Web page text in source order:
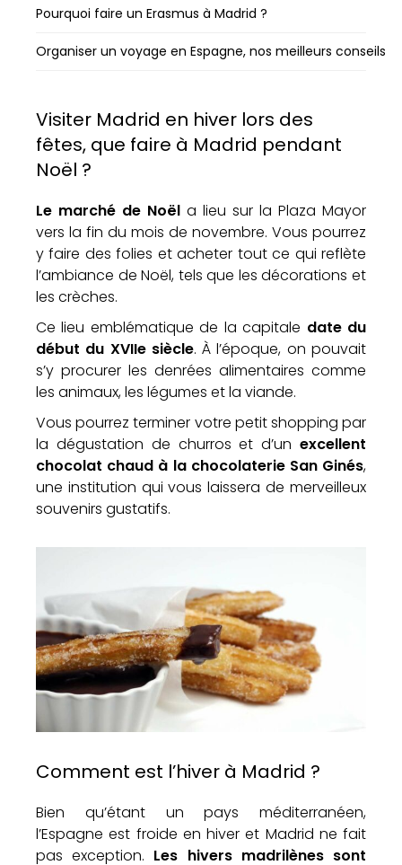
Pourquoi faire un Erasmus à Madrid ?
Organiser un voyage en Espagne, nos meilleurs conseils
Visiter Madrid en hiver lors des
fêtes, que faire à Madrid pendant
Noël ?
Le marché de Noël a lieu sur la Plaza Mayor
vers la fin du mois de novembre. Vous pourrez
y faire des folies et acheter tout ce qui reflète
l’ambiance de Noël, tels que les décorations et
les crèches.
Ce lieu emblématique de la capitale date du
début du XVIIe siècle. À l’époque, on pouvait
s’y procurer les denrées alimentaires comme
les animaux, les légumes et la viande.
Vous pourrez terminer votre petit shopping par
la dégustation de churros et d’un excellent
chocolat chaud à la chocolaterie San Ginés,
une institution qui vous laissera de merveilleux
souvenirs gustatifs.
Comment est l’hiver à Madrid ?
Bien qu’étant un pays méditerranéen,
l’Espagne est froide en hiver et Madrid ne fait
pas exception. Les hivers madrilènes sont